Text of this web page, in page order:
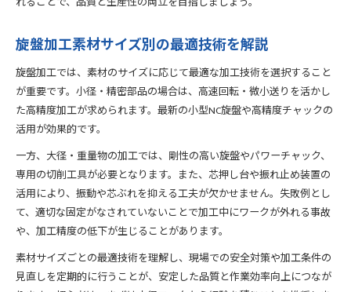
旋盤加工素材サイズ別の最適技術を解説
旋盤加工では、素材のサイズに応じて最適な加工技術を選択すること
が重要です。小径・精密部品の場合は、高速回転・微小送りを活かし
た高精度加工が求められます。最新の小型NC旋盤や高精度チャックの
活用が効果的です。
一方、大径・重量物の加工では、剛性の高い旋盤やパワーチャック、
専用の切削工具が必要となります。また、芯押し台や振れ止め装置の
活用により、振動や芯ぶれを抑える工夫が欠かせません。失敗例とし
て、適切な固定がなされていないことで加工中にワークが外れる事故
や、加工精度の低下が生じることがあります。
素材サイズごとの最適技術を理解し、現場での安全対策や加工条件の
見直しを定期的に行うことが、安定した品質と作業効率向上につなが